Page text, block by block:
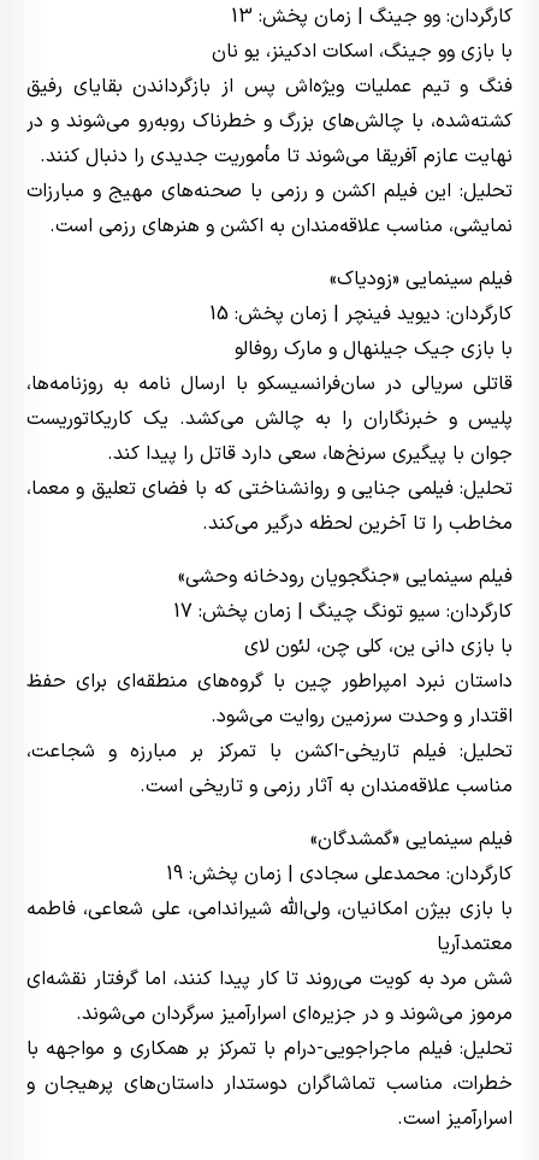
کارگردان: وو جینگ | زمان پخش: 13
با بازی وو جینگ، اسکات ادکینز، یو نان
فنگ و تیم عملیات ویژه‌اش پس از بازگرداندن بقایای رفیق
کشته‌شده، با چالش‌های بزرگ و خطرناک روبه‌رو می‌شوند و در
نهایت عازم آفریقا می‌شوند تا مأموریت جدیدی را دنبال کنند.
تحلیل: این فیلم اکشن و رزمی با صحنه‌های مهیج و مبارزات
نمایشی، مناسب علاقه‌مندان به اکشن و هنرهای رزمی است.
فیلم سینمایی «زودیاک»
کارگردان: دیوید فینچر | زمان پخش: 15
با بازی جیک جیلنهال و مارک روفالو
قاتلی سریالی در سان‌فرانسیسکو با ارسال نامه به روزنامه‌ها،
پلیس و خبرنگاران را به چالش می‌کشد. یک کاریکاتوریست
جوان با پیگیری سرنخ‌ها، سعی دارد قاتل را پیدا کند.
تحلیل: فیلمی جنایی و روانشناختی که با فضای تعلیق و معما،
مخاطب را تا آخرین لحظه درگیر می‌کند.
فیلم سینمایی «جنگجویان رودخانه وحشی»
کارگردان: سیو تونگ چینگ | زمان پخش: 17
با بازی دانی ین، کلی چن، لئون لای
داستان نبرد امپراطور چین با گروه‌های منطقه‌ای برای حفظ
اقتدار و وحدت سرزمین روایت می‌شود.
تحلیل: فیلم تاریخی-اکشن با تمرکز بر مبارزه و شجاعت،
مناسب علاقه‌مندان به آثار رزمی و تاریخی است.
فیلم سینمایی «گمشدگان»
کارگردان: محمدعلی سجادی | زمان پخش: 19
با بازی بیژن امکانیان، ولی‌الله شیراندامی، علی شعاعی، فاطمه
معتمدآریا
شش مرد به کویت می‌روند تا کار پیدا کنند، اما گرفتار نقشه‌ای
مرموز می‌شوند و در جزیره‌ای اسرارآمیز سرگردان می‌شوند.
تحلیل: فیلم ماجراجویی-درام با تمرکز بر همکاری و مواجهه با
خطرات، مناسب تماشاگران دوستدار داستان‌های پرهیجان و
اسرارآمیز است.